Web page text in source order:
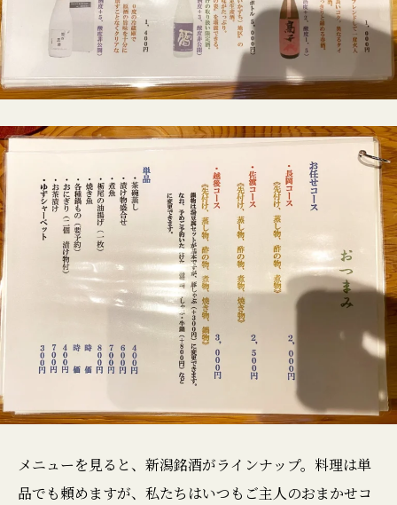
メニューを見ると、新潟銘酒がラインナップ。料理は単
品でも頼めますが、私たちはいつもご主人のおまかせコ